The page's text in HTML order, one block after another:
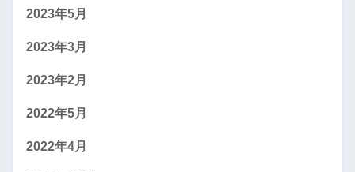
2023年5月
2023年3月
2023年2月
2022年5月
2022年4月